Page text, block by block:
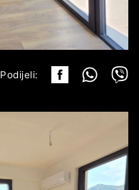
DETALJI
Podijeli: